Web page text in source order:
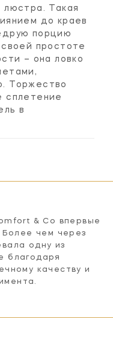
люстра. Такая
до краев
порцию
простоте
– она ловко
Торжество
сплетение
в
& Co впервые
Более чем через
одну из
благодаря
качеству и